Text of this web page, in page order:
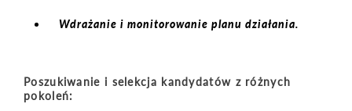
Wdrażanie i monitorowanie planu działania.
Poszukiwanie i selekcja kandydatów z różnych
pokoleń: